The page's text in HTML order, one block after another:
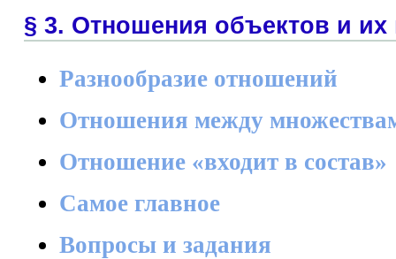
§ 3. Отношения объектов и их
Разнообразие отношений
Отношения между
Отношение «входит в состав»
Самое главное
Вопросы и задания